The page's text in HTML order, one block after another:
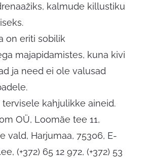
kalmude killustiku
on eriti sobilik
majapidamistes, kuna kivi
ja need ei ole valusad
tervisele kahjulikke aineid.
OÜ, Loomäe tee 11,
vald, Harjumaa, 75306, E-
, (+372) 65 12 972, (+372) 53